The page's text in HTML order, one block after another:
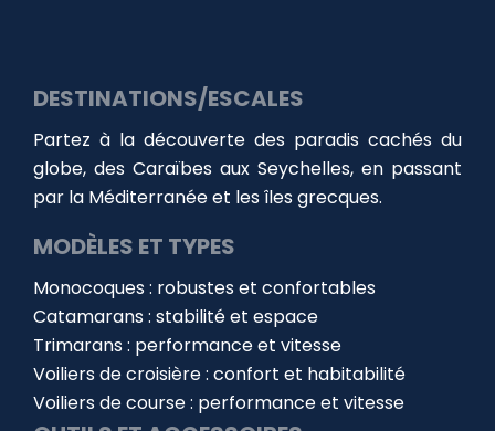
DESTINATIONS/ESCALES
Partez à la découverte des paradis cachés du
globe, des Caraïbes aux Seychelles, en passant
par la Méditerranée et les îles grecques.
MODÈLES ET TYPES
Monocoques : robustes et confortables
Catamarans : stabilité et espace
Trimarans : performance et vitesse
Voiliers de croisière : confort et habitabilité
Voiliers de course : performance et vitesse